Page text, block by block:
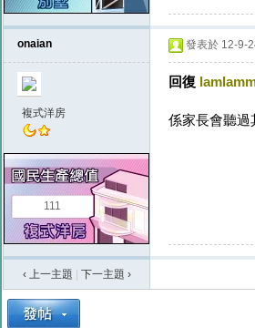
onaian
複式洋房
111
發表於 12-9-
回復
係家長會聽過
‹ 上一主題 下一主題 ›